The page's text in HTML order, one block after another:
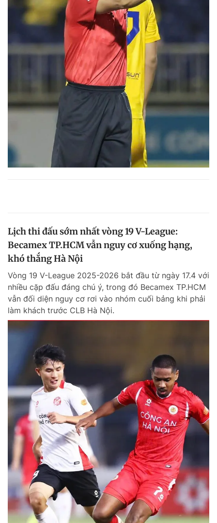
Lịch thi đấu sớm nhất vòng 19 V-League:
Becamex TP.HCM vẫn nguy cơ xuống hạng,
khó thắng Hà Nội
Vòng 19 V-League 2025-2026 bắt đầu từ ngày 17.4 với
nhiều cặp đấu đáng chú ý, trong đó Becamex TP.HCM
vẫn đối diện nguy cơ rơi vào nhóm cuối bảng khi phải
làm khách trước CLB Hà Nội.